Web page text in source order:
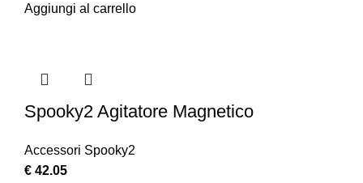
Aggiungi al carrello
Spooky2 Agitatore Magnetico
Accessori Spooky2
€ 42.05